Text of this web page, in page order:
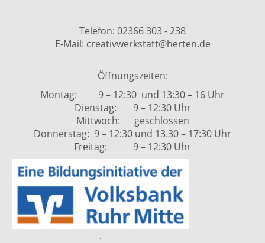
Telefon: 02366 303 - 238
E-Mail: creativwerkstatt@herten.de
Öffnungszeiten:
Montag: 9 – 12:30 und 13:30 – 16 Uhr
Dienstag: 9 – 12:30 Uhr
Mittwoch: geschlossen
Donnerstag: 9 – 12:30 und 13.30 – 17:30 Uhr
Freitag: 9 – 12:30 Uhr
.